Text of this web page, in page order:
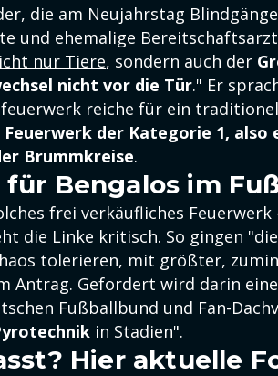
die am Neujahrstag
und ehemalige
nur Tiere, sondern auch der
nicht vor die Tür." Er
reiche für ein
Feuerwerk der Kategorie 1, also
Brummkreise.
Bengalos im
frei verkäufliches Feuerwerk
die Linke kritisch. So gingen
tolerieren, mit größter,
Antrag. Gefordert wird darin
Fußballbund und Fan-
in Stadien".
Hier aktuelle